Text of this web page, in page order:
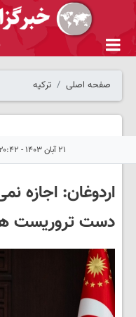
صفحه اصلی ترکیه
۲۱ آبان ۱۴۰۳ - ۲۰:۴۲
اردوغان: اجازه
دست تروریست ها